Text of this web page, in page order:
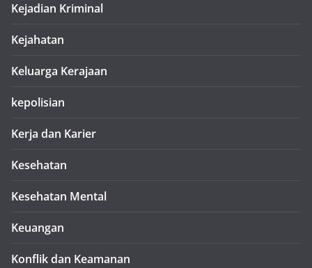
Kejadian Kriminal
Kejahatan
Keluarga Kerajaan
kepolisian
Kerja dan Karier
Kesehatan
Kesehatan Mental
Keuangan
Konflik dan Keamanan